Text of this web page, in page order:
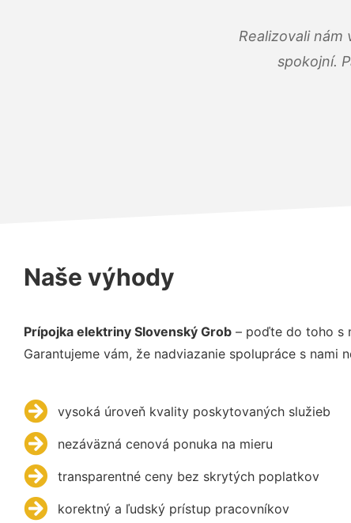
Realizovali
spokojní.
Naše výhody
Prípojka elektriny Slovenský Grob – poďte do toho s
Garantujeme vám, že nadviazanie spolupráce s nami
vysoká úroveň kvality poskytovaných služieb
nezáväzná cenová ponuka na mieru
transparentné ceny bez skrytých poplatkov
korektný a ľudský prístup pracovníkov